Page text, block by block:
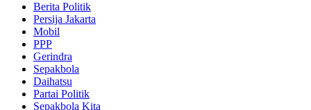
Berita Politik
Persija Jakarta
Mobil
PPP
Gerindra
Sepakbola
Daihatsu
Partai Politik
Sepakbola Kita